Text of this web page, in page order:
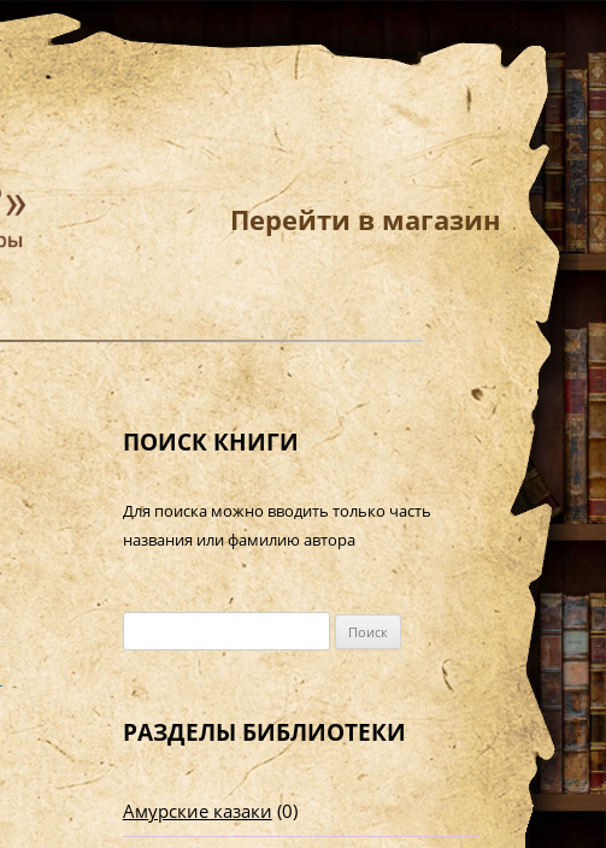
Перейти в магазин
ПОИСК КНИГИ
Для поиска можно вводить только часть
названия или фамилию автора
а
й
т
и
РАЗДЕЛЫ БИБЛИОТЕКИ
Амурские казаки(0)